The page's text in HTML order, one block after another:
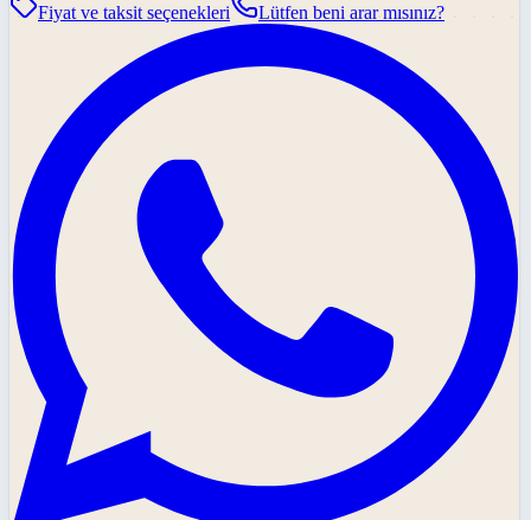
Fiyat ve taksit seçenekleri
Lütfen beni arar mısınız?